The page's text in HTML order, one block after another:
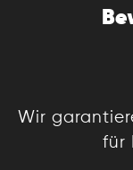
Wir
für